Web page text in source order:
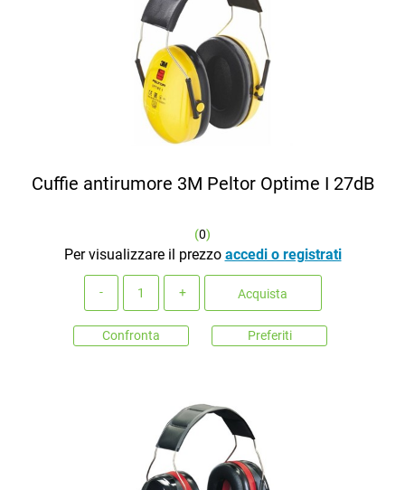
Cuffie antirumore 3M Peltor Optime I 27dB
(0)
Per visualizzare il prezzo accedi o registrati
Acquista
Confronta Preferiti